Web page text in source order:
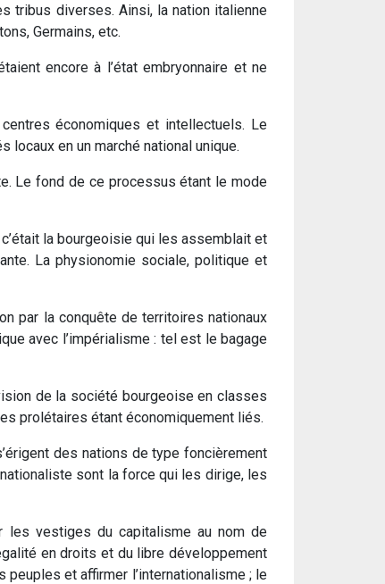
tribus diverses. Ainsi, la nation italienne
Germains, etc.
encore à l’état embryonnaire et ne
économiques et intellectuels. Le
en un marché national unique.
Le fond de ce processus étant le mode
la bourgeoisie qui les assemblait et
La physionomie sociale, politique et
par la conquête de territoires nationaux
avec l’impérialisme : tel est le bagage
de la société bourgeoise en classes
prolétaires étant économiquement liés.
des nations de type foncièrement
sont la force qui les dirige, les
les vestiges du capitalisme au nom de
en droits et du libre développement
et affirmer l’internationalisme ; le